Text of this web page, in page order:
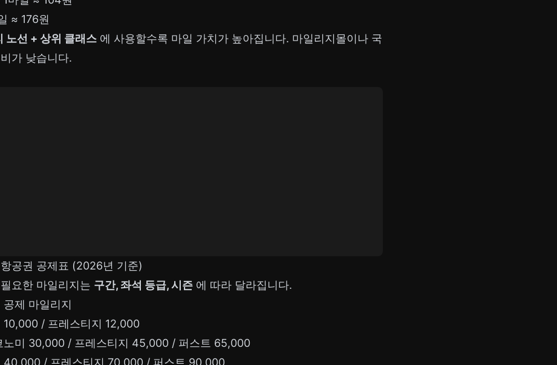
≈ 176원
노선 + 상위 클래스 에 사용할수록 마일 가치가 높아집니다. 마일리지몰이나 국
가 낮습니다.
공권 공제표 (2026년 기준)
요한 마일리지는 구간, 좌석 등급, 시즌 에 따라 달라집니다.
제 마일리지
10,000 / 프레스티지 12,000
노미 30,000 / 프레스티지 45,000 / 퍼스트 65,000
40,000 / 프레스티지 70,000 / 퍼스트 90,000